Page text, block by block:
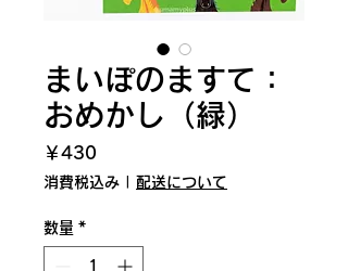
まいぽのますて：
おめかし（緑）
￥430
格
消費税込み 配送について
数量 *